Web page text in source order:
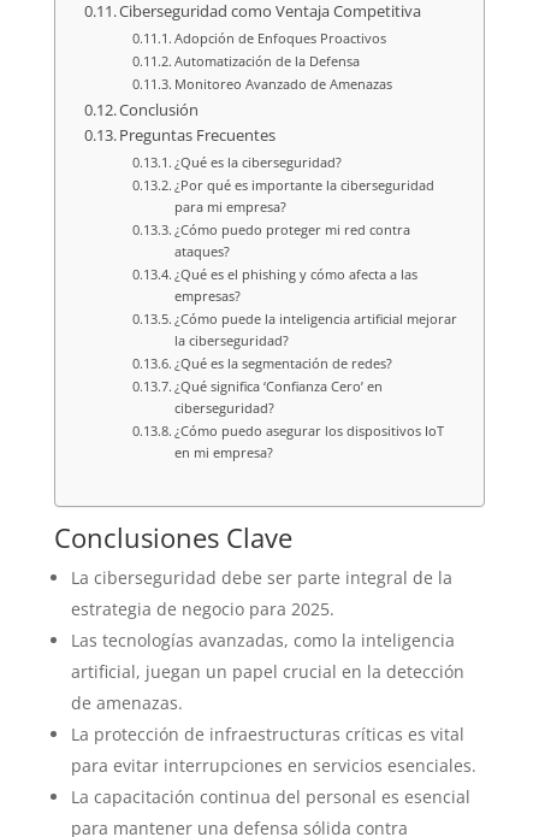
Ciberseguridad como Ventaja Competitiva
Adopción de Enfoques Proactivos
Automatización de la Defensa
Monitoreo Avanzado de Amenazas
Conclusión
Preguntas Frecuentes
¿Qué es la ciberseguridad?
¿Por qué es importante la ciberseguridad
para mi empresa?
¿Cómo puedo proteger mi red contra
ataques?
¿Qué es el phishing y cómo afecta a las
empresas?
¿Cómo puede la inteligencia artificial mejorar
la ciberseguridad?
¿Qué es la segmentación de redes?
¿Qué significa ‘Confianza Cero’ en
ciberseguridad?
¿Cómo puedo asegurar los dispositivos IoT
en mi empresa?
Conclusiones Clave
La ciberseguridad debe ser parte integral de la
estrategia de negocio para 2025.
Las tecnologías avanzadas, como la inteligencia
artificial, juegan un papel crucial en la detección
de amenazas.
La protección de infraestructuras críticas es vital
para evitar interrupciones en servicios esenciales.
La capacitación continua del personal es esencial
para mantener una defensa sólida contra